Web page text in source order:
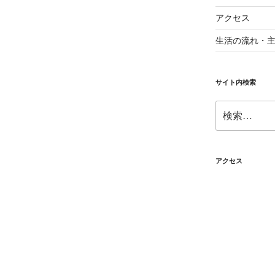
アクセス
生活の流れ・
サイト内検索
索:
アクセス